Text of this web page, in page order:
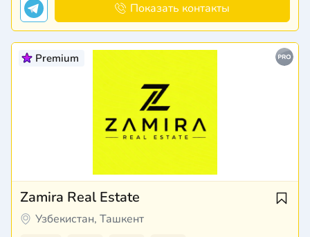
Преимущества • Большая база эксклюзивных
объект…
Показать контакты
Premium
Zamira Real Estate
Узбекистан, Ташкент